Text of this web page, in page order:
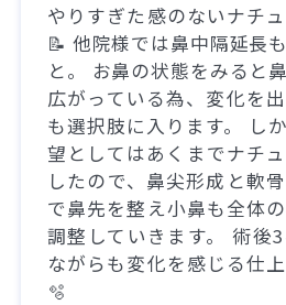
やりすぎた感のないナチ
📝 他院様では鼻中隔延長
と。 お鼻の状態をみると
広がっている為、変化を
も選択肢に入ります。 し
望としてはあくまでナチ
したので、鼻尖形成と軟
で鼻先を整え小鼻も全体
調整していきます。 術後
ながらも変化を感じる仕
🫧